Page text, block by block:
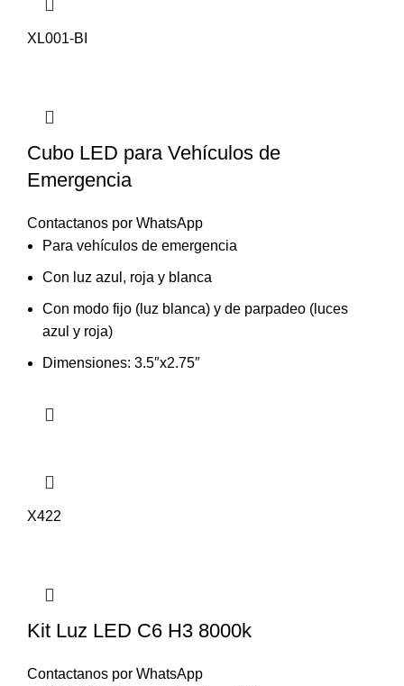
XL001-BI
Cubo LED para Vehículos de
Emergencia
Contactanos por WhatsApp
Para vehículos de emergencia
Con luz azul, roja y blanca
Con modo fijo (luz blanca) y de parpadeo (luces
azul y roja)
Dimensiones: 3.5″x2.75″
X422
Kit Luz LED C6 H3 8000k
Contactanos por WhatsApp